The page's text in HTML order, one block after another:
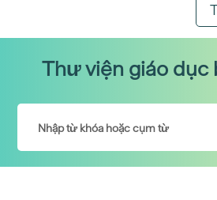
Thư viện giáo dục